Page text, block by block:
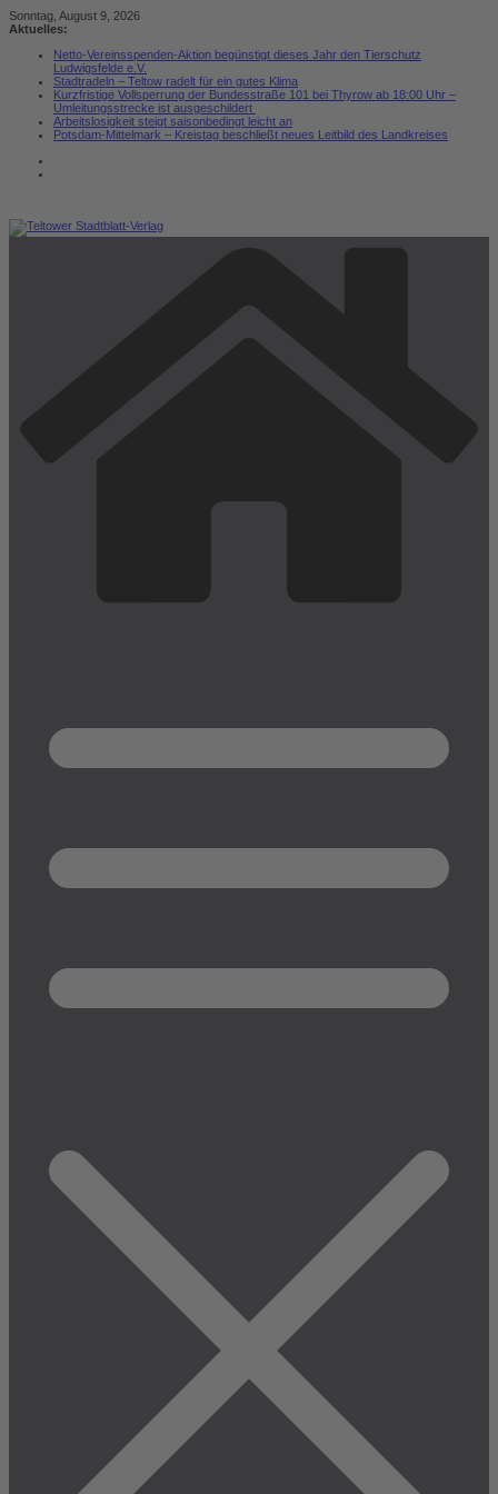
Zum
Inhalt
Sonntag, August 9, 2026
Aktuelles:
Netto-Vereinsspenden-Aktion begünstigt dieses Jahr den Tierschutz
Ludwigsfelde e.V.
Stadtradeln – Teltow radelt für ein gutes Klima
Kurzfristige Vollsperrung der Bundesstraße 101 bei Thyrow ab 18:00 Uhr –
Umleitungsstrecke ist ausgeschildert
Arbeitslosigkeit steigt saisonbedingt leicht an
Potsdam-Mittelmark – Kreistag beschließt neues Leitbild des Landkreises